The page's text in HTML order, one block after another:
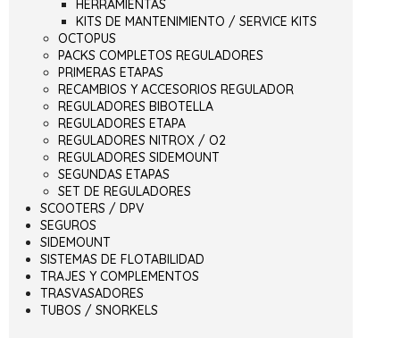
HERRAMIENTAS
KITS DE MANTENIMIENTO / SERVICE KITS
OCTOPUS
PACKS COMPLETOS REGULADORES
PRIMERAS ETAPAS
RECAMBIOS Y ACCESORIOS REGULADOR
REGULADORES BIBOTELLA
REGULADORES ETAPA
REGULADORES NITROX / O2
REGULADORES SIDEMOUNT
SEGUNDAS ETAPAS
SET DE REGULADORES
SCOOTERS / DPV
SEGUROS
SIDEMOUNT
SISTEMAS DE FLOTABILIDAD
TRAJES Y COMPLEMENTOS
TRASVASADORES
TUBOS / SNORKELS